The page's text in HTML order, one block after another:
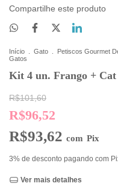
Compartilhe este produto
Início Gato Petiscos Gourmet
Gatos
Kit 4 un. Frango + Cat
R$101,60
R$96,52
R$93,62 com Pix
3% de desconto pagando com
Ver mais detalhes